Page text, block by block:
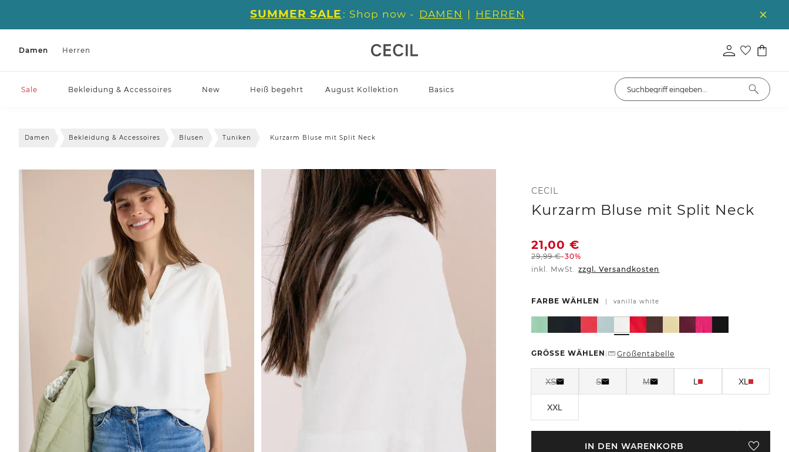
SUMMER SALE : Shop now - DAMEN | HERREN
Damen Herren
Sale Bekleidung & Accessoires New Heiß begehrt August Kollektion Basics
Damen Bekleidung & Accessoires Blusen Tuniken Kurzarm Bluse mit Split Neck
CECIL
Kurzarm Bluse mit Split Neck
21,00€
29,99€-30%
inkl. MwSt. zzgl. Versandkosten
FARBE WÄHLEN | vanilla white
GRÖSSE WÄHLEN | Größentabelle
XS S M L XL
XXL
IN DEN WARENKORB